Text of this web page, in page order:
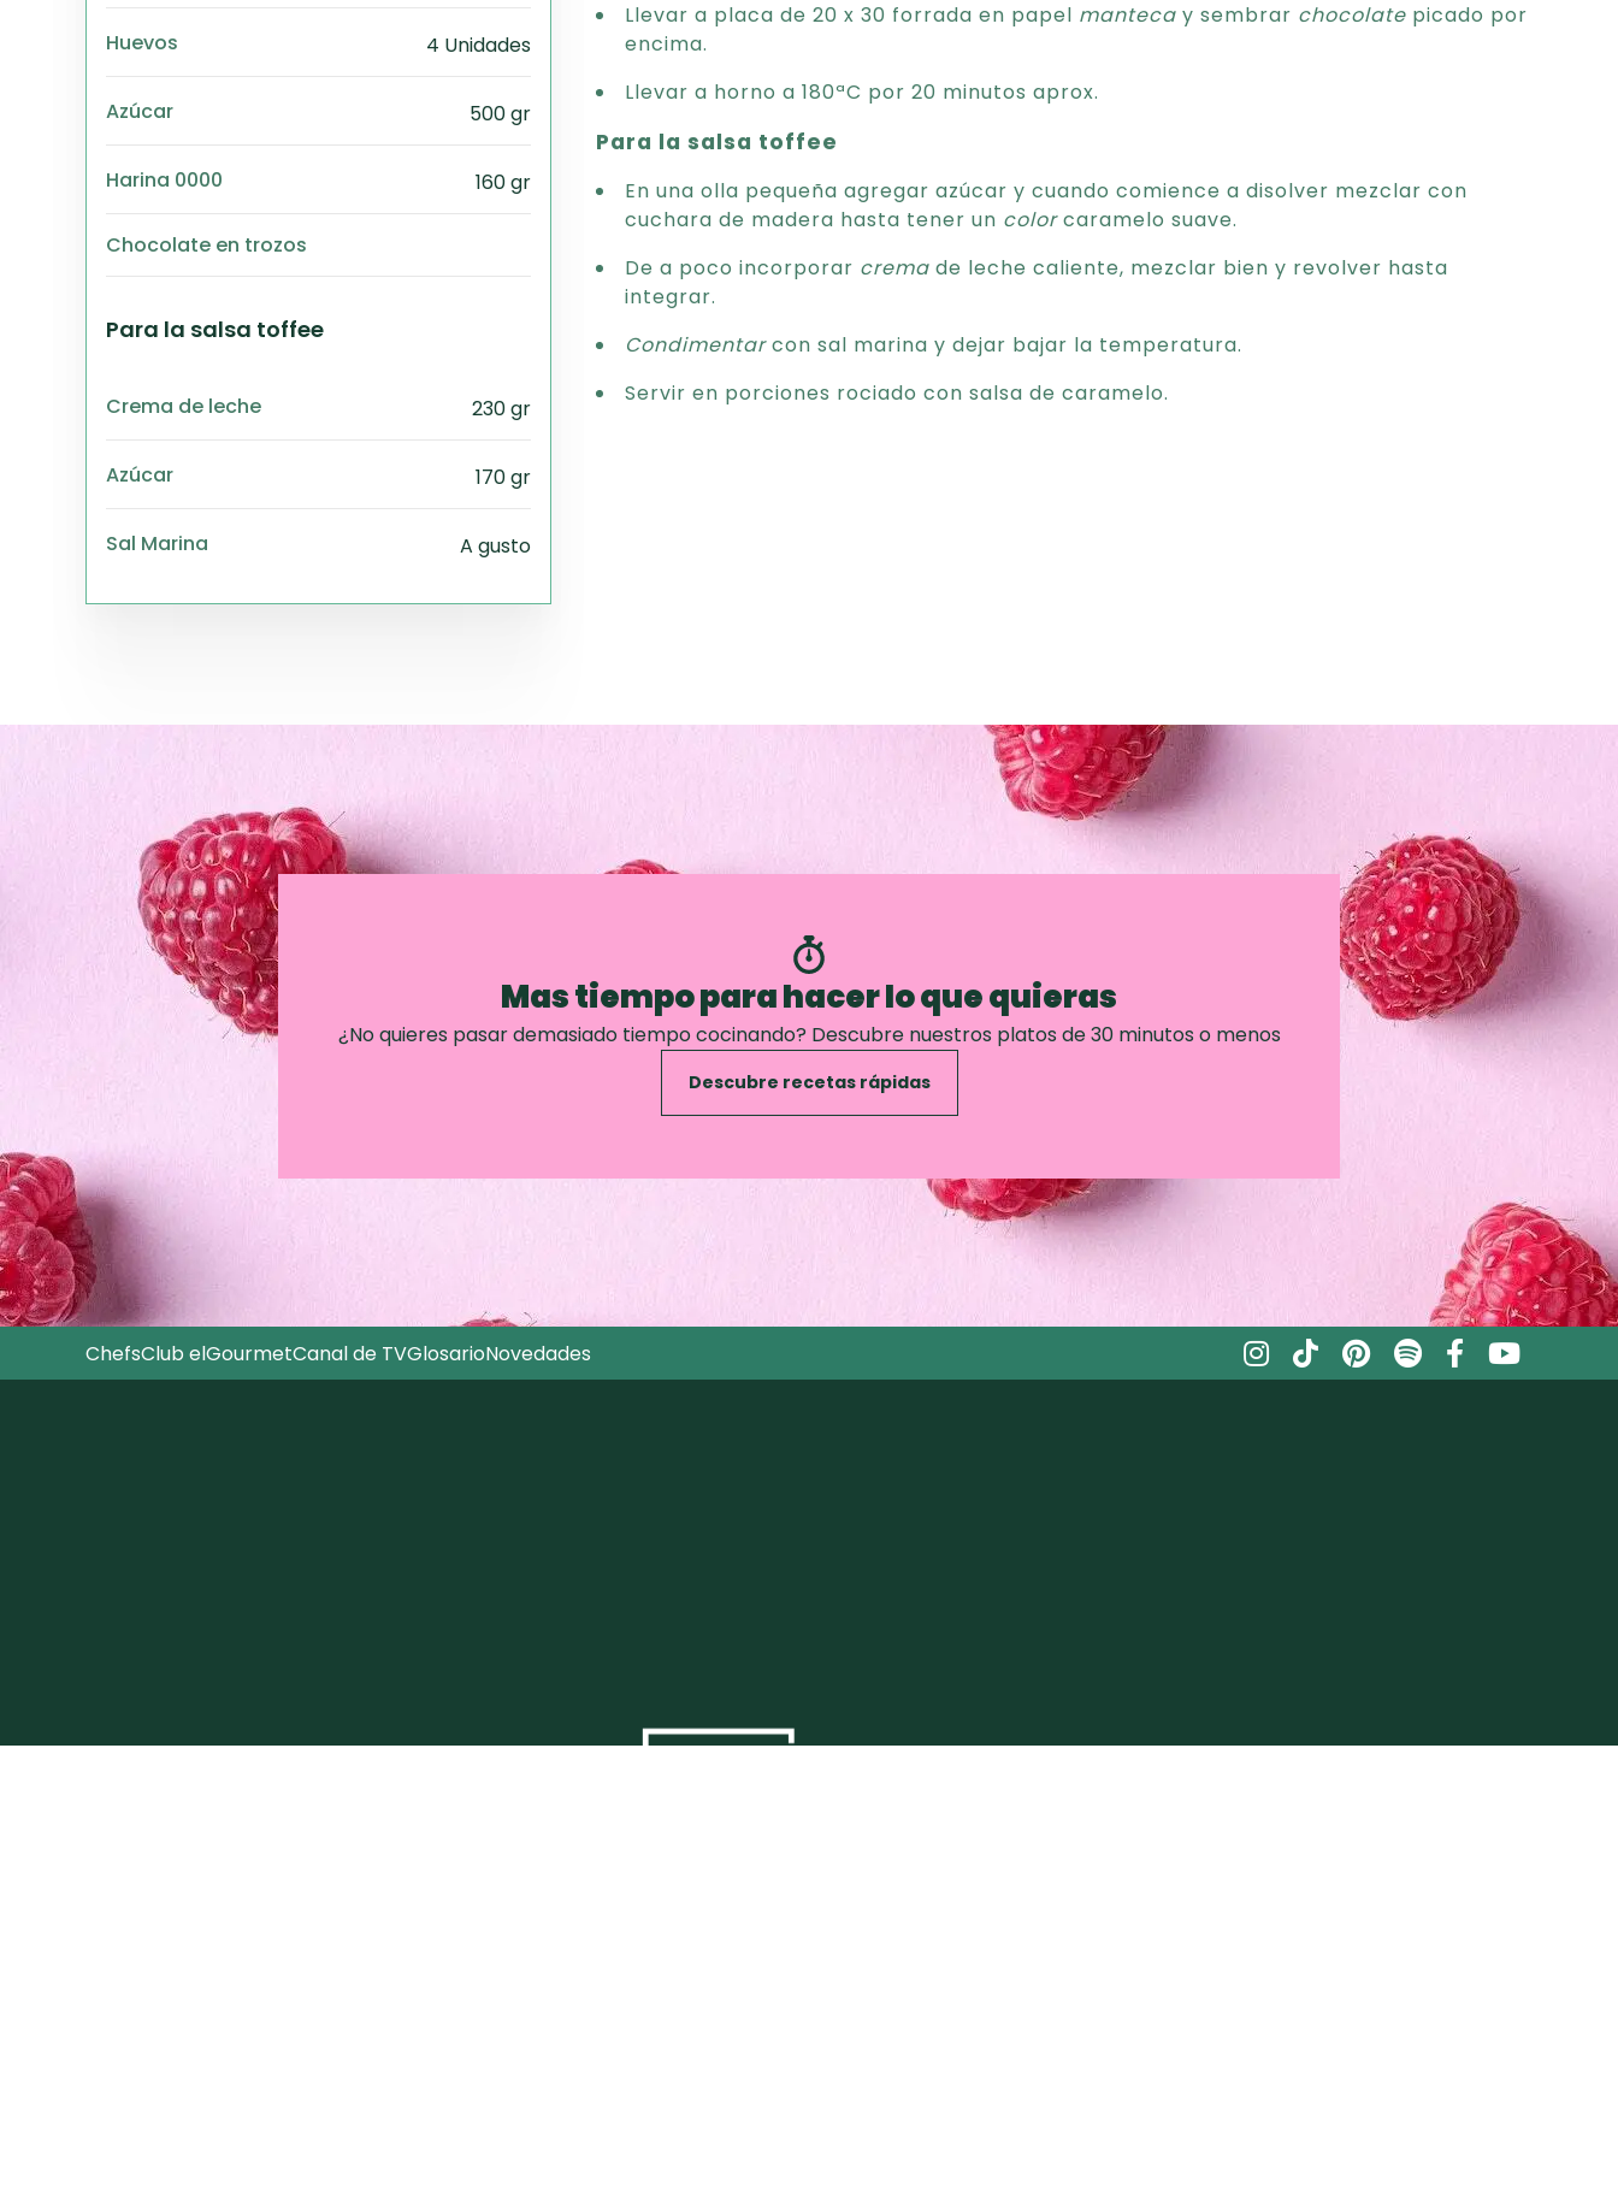
Huevos 4 Unidades
Azúcar 500 gr
Harina 0000 160 gr
Chocolate en trozos
Para la salsa toffee
Crema de leche 230 gr
Azúcar 170 gr
Sal Marina A gusto
Llevar a placa de 20 x 30 forrada en papel manteca y sembrar chocolate picado por
encima.
Llevar a horno a 180ªC por 20 minutos aprox.
Para la salsa toffee
En una olla pequeña agregar azúcar y cuando comience a disolver mezclar con
cuchara de madera hasta tener un colorcaramelo suave.
De a poco incorporar crema de leche caliente, mezclar bien y revolver hasta
integrar.
Condimentarcon sal marina y dejar bajar la temperatura.
Servir en porciones rociado con salsa de caramelo.
Mas tiempo para hacer lo que quieras
¿No quieres pasar demasiado tiempo cocinando? Descubre nuestros platos de 30 minutos o menos
Descubre recetas rápidas
ChefsClub elGourmetCanal de TVGlosarioNovedades